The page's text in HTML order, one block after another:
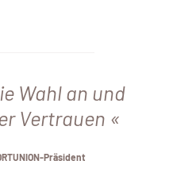
Wahl an und
Vertrauen
Präsident